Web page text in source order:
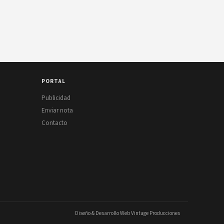
PORTAL
Publicidad
Enviar nota
Contacto
Diseño & Desarrollo Web Vintage Producciones